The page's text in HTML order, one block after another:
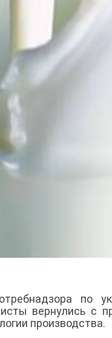
по
вернулись с
производства.